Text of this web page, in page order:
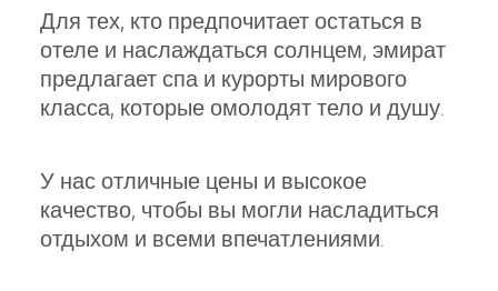
Для тех, кто предпочитает остаться в
отеле и наслаждаться солнцем, эмират
предлагает спа и курорты мирового
класса, которые омолодят тело и душу.
У нас отличные цены и высокое
качество, чтобы вы могли насладиться
отдыхом и всеми впечатлениями.